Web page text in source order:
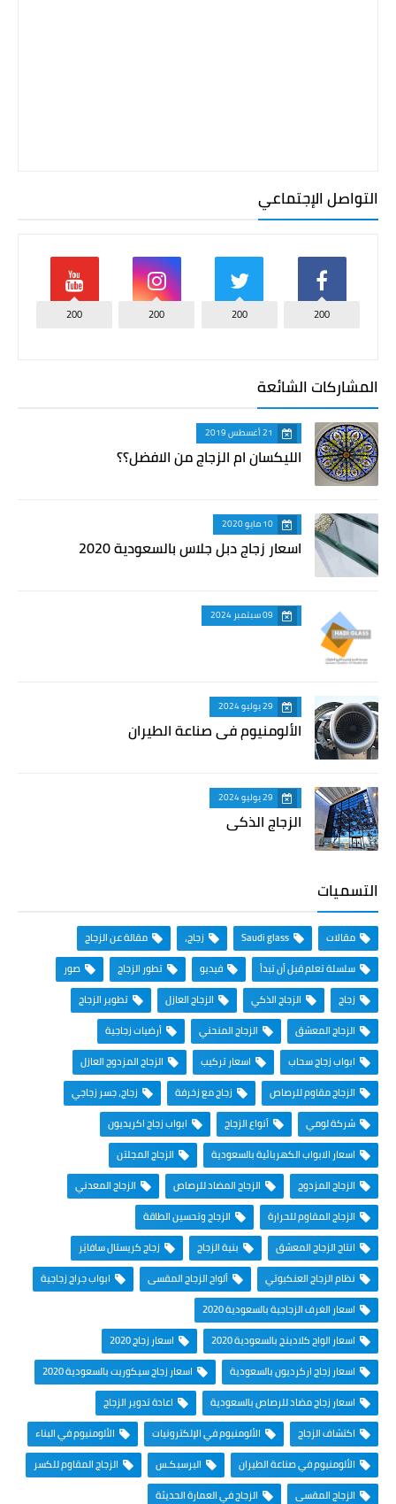
التواصل الإجتماعي
200
200
200
200
المشاركات الشائعة
21 أغسطس 2019
الليكسان ام الزجاج من الافضل؟؟
10 مايو 2020
اسعار زجاج دبل جلاس بالسعودية 2020
09 سبتمبر 2024
29 يوليو 2024
الألومنيوم في صناعة الطيران
29 يوليو 2024
الزجاج الذكي
التسميات
مقالات Saudi glass زجاج،
مقالة عن الزجاج
سلسلة تعلم قبل أن تبدأ
فيديو تطور الزجاج
صور
زجاج
الزجاج الذكي الزجاج العازل
تطوير الزجاج
الزجاج المعشق
الزجاج المنحني
أرضيات زجاجية
ابواب زجاج سحاب
اسعار تركيب
الزجاج المزدوج العازل
الزجاج مقاوم للرصاص
زجاج مع زخرفة
زجاج، جسر زجاجي
شركة لومي
أنواع الزجاج
ابواب زجاج اكريديون
اسعار الابواب الكهربائية بالسعودية
الزجاج المجلتن
الزجاج المزدوج
الزجاج المضاد للرصاص
الزجاج المعدني
الزجاج المقاوم للحرارة
الزجاج وتحسين الطاقة
انتاج الزجاج المعشق
بنية الزجاج
زجاج كريستال سافايَر
نظام الزجاج العنكبوتي
ألواح الزجاج المقسى
ابواب جراج زجاجية
اسعار الغرف الزجاجية بالسعودية 2020
اسعار الواح كلادينج بالسعودية 2020
اسعار زجاج 2020
اسعار زجاج اركرديون بالسعودية
اسعار زجاج سيكوريت بالسعودية 2020
اسعار زجاج مضاد للرصاص بالسعودية
اعادة تدوير الزجاج
اكتشاف الزجاج
الألومنيوم في الإلكترونيات
الألومنيوم في البناء
الألومنيوم في صناعة الطيران
البرسبكـس
الزجاج المقاوم للكسر
الزجاج المقسى
الزجاج في العمارة الحديثة